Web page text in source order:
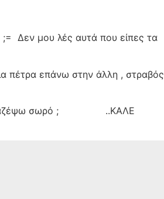
;= Δεν μου λές αυτά που είπες τα
πέτρα επάνω στην άλλη , στραβός
σωρό ;
..ΚΑΛΕ